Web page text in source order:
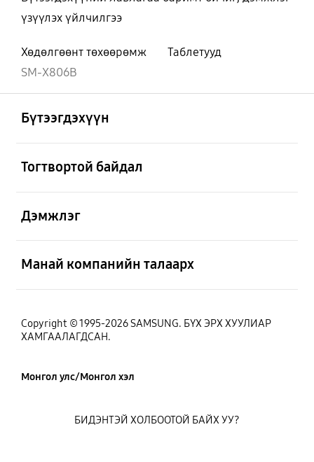
үзүүлэх үйлчилгээ
Хөдөлгөөнт төхөөрөмж
Таблетууд
SM-X806B
Бүтээгдэхүүн
Тогтвортой байдал
Дэмжлэг
Манай компанийн талаарх
Copyright © 1995-2026 SAMSUNG. БҮХ ЭРХ ХУУЛИАР
ХАМГААЛАГДСАН.
Монгол улс/Монгол хэл
БИДЭНТЭЙ ХОЛБООТОЙ БАЙХ УУ?